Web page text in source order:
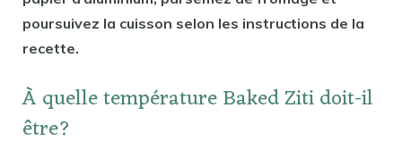
poursuivez la cuisson selon les instructions de la
recette.
À quelle température Baked Ziti doit-il
être?